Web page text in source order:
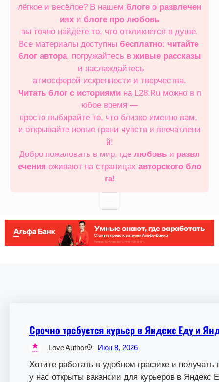
лёгкое и весёлое? В нашем блоге о развлечен
иях и блоге про любовь
вы точно найдёте то, что откликнется в душе.
Все материалы доступны бесплатно: читайте
блог автора, погружайтесь в живые рассказы
и наслаждайтесь
атмосферой искренности и творчества.
Читать блог с историямина L28.Ru можно в л
юбое время —
просто выбирайте то, что близко именно вам,
и открывайте новые грани чувств и впечатлени
й!
Добро пожаловать в мир, где любовь и развл
ечения оживают на страницах авторского бло
га!
Срочно требуется курьер в Яндекс Еду и
Love Author Июн 8, 2026
Хотите работать в удобном графике и
у нас открыты вакансии для курьеров в Яндекс